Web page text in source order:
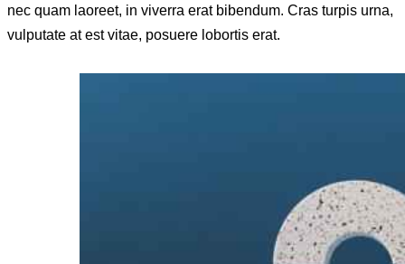
nec quam laoreet, in viverra erat bibendum. Cras turpis urna,
vulputate at est vitae, posuere lobortis erat.